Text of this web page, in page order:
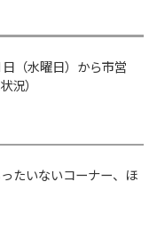
（水曜日）から市営
況）
たいないコーナー、ほ